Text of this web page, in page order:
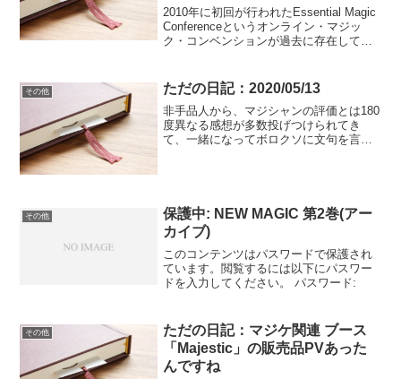
2010年に初回が行われたEssential Magic
Conferenceというオンライン・マジッ
ク・コンベンションが過去に存在してい
(名称は「United M...
その他 ただの日記：2020/05/13
非手品人から、マジシャンの評価とは180
度異なる感想が多数投げつけられてき
て、一緒になってボロクソに文句を言い
その他
保護中: NEW MAGIC 第2巻(アー
カイブ)
このコンテンツはパスワードで保護され
ています。閲覧するには以下にパスワー
ドを入力してください。 パスワード:
その他
ただの日記：マジケ関連 ブース
「Majestic」の販売品PVあった
んですね